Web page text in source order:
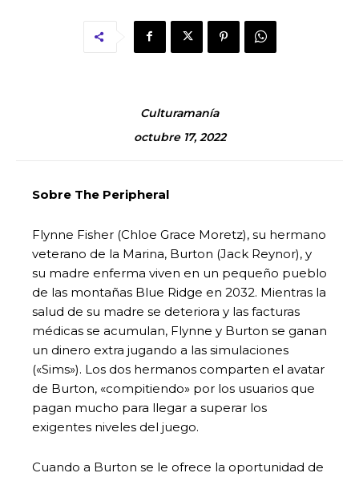
Culturamanía
octubre 17, 2022
Sobre The Peripheral
Flynne Fisher (Chloe Grace Moretz), su hermano
veterano de la Marina, Burton (Jack Reynor), y
su madre enferma viven en un pequeño pueblo
de las montañas Blue Ridge en 2032. Mientras la
salud de su madre se deteriora y las facturas
médicas se acumulan, Flynne y Burton se ganan
un dinero extra jugando a las simulaciones
(«Sims»). Los dos hermanos comparten el avatar
de Burton, «compitiendo» por los usuarios que
pagan mucho para llegar a superar los
exigentes niveles del juego.
Cuando a Burton se le ofrece la oportunidad de